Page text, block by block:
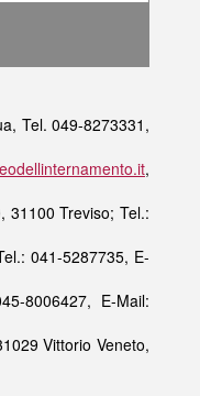
Tel. 049-8273331,
,
31100 Treviso; Tel.:
041-5287735, E-
8006427, E-Mail:
Vittorio Veneto,